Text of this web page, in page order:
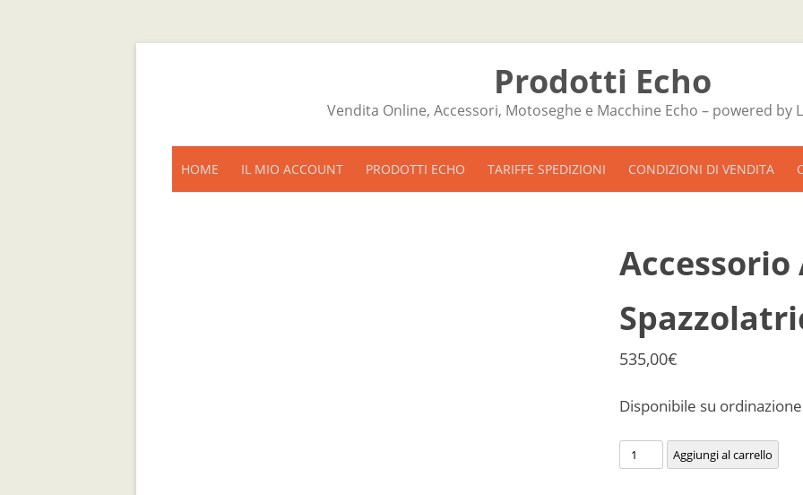
Prodotti Echo
Vendita Online, Accessori, Motoseghe e Macchine Echo – powered by
Skip to content
HOME IL MIO ACCOUNT PRODOTTI ECHO TARIFFE SPEDIZIONI CONDIZIONI DI VENDITA
COOKIE POLICY
Accessorio
535,00€
Disponibile su ordinazione
AccessorioAggiungi al carrello